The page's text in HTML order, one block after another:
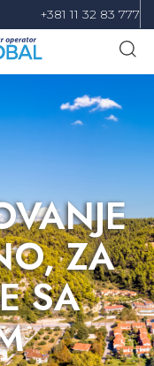
+381 11 32 83 777
ZA
SA